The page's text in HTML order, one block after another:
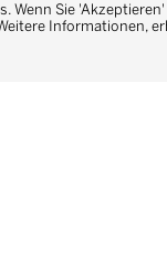
next
Wenn Sie
Informationen,